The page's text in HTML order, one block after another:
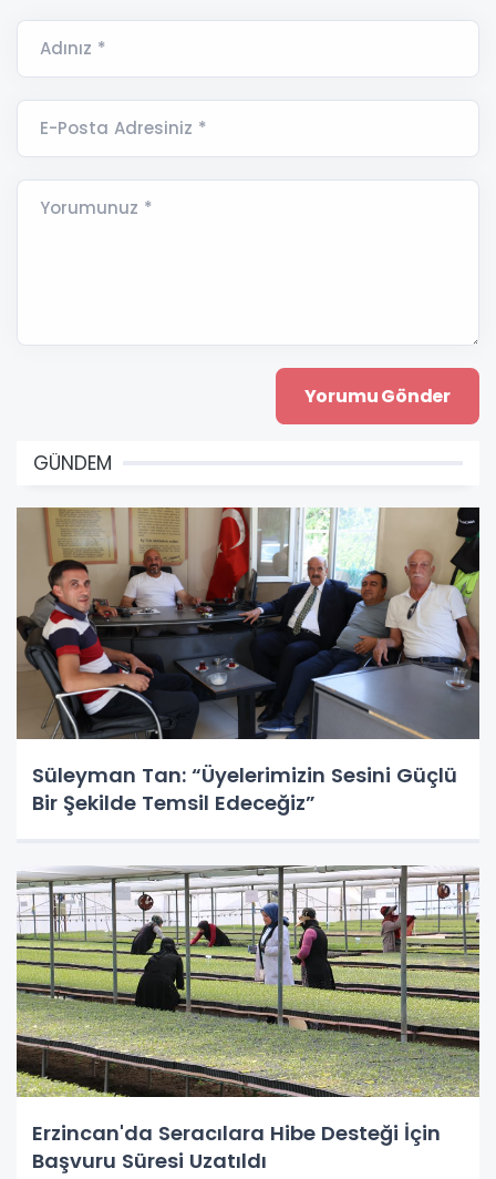
Adınız *
E-Posta Adresiniz *
Yorumunuz *
GÜNDEM
Süleyman Tan: “Üyelerimizin Sesini Güçlü
Bir Şekilde Temsil Edeceğiz”
Erzincan'da Seracılara Hibe Desteği İçin
Başvuru Süresi Uzatıldı